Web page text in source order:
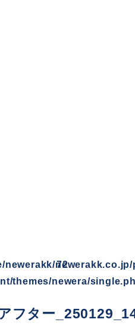
newerakk/newerakk.co.jp/
themes/newera/
72
フター